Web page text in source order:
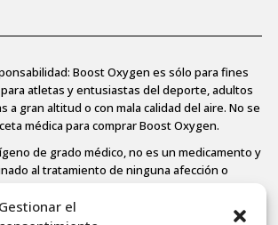
Gestionar el
Boost Oxygen es sólo para fines
atletas y entusiastas del deporte, adultos
a gran altitud o con mala calidad del aire. No se
médica para comprar Boost Oxygen.
de grado médico, no es un medicamento y
al tratamiento de ninguna afección o
ha evaluado ninguna de las afirmaciones aquí